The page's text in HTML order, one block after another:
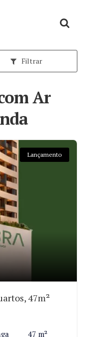
Filtrar
Ar
Lançamento
47m²
47 m²